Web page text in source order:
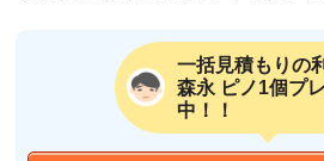
一括見積もりの
森永 ピノ1個プ
中！！